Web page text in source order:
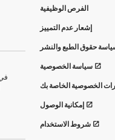
الفرص الوظيفية
إشعار عدم التمييز
حقوق الطبع والنشر
سياسة الخصوصية
الخصوصية الخاصة بك
إمكانية الوصول
شروط الاستخدام